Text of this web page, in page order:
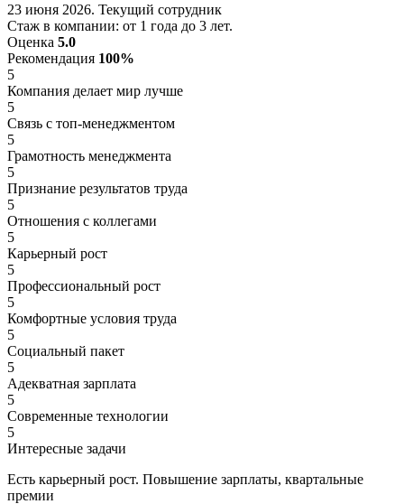
23 июня 2026. Текущий сотрудник
Стаж в компании: от 1 года до 3 лет.
Оценка 5.0
Рекомендация 100%
5
Компания делает мир лучше
5
Связь с топ-менеджментом
5
Грамотность менеджмента
5
Признание результатов труда
5
Отношения с коллегами
5
Карьерный рост
5
Профессиональный рост
5
Комфортные условия труда
5
Социальный пакет
5
Адекватная зарплата
5
Современные технологии
5
Интересные задачи
Есть карьерный рост. Повышение зарплаты, квартальные
премии